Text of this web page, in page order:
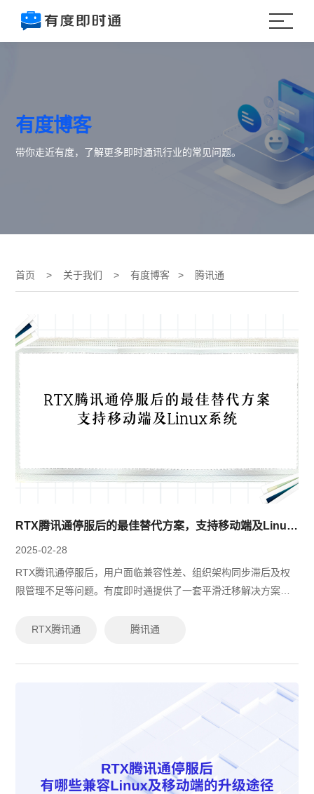
有度博客
带你走近有度，了解更多即时通讯行业的常见问题。
首页 > 关于我们 >有度博客 > 腾讯通
RTX腾讯通停服后的最佳替代方案，支持移动端及Linux系统
2025-02-28
RTX腾讯通停服后，用户面临兼容性差、组织架构同步滞后及权
限管理不足等问题。有度即时通提供了一套平滑迁移解决方案，
性，确保无缝过渡。通过自动数...
RTX腾讯通 腾讯通